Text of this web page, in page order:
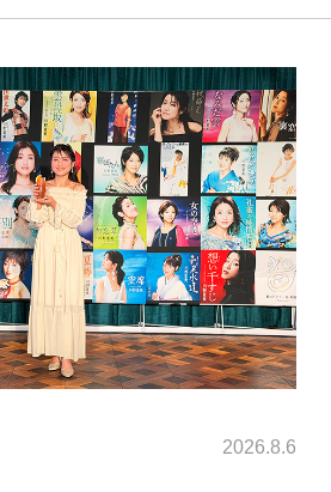
2026.8.6